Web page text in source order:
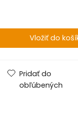
Pridať do
obľúbených